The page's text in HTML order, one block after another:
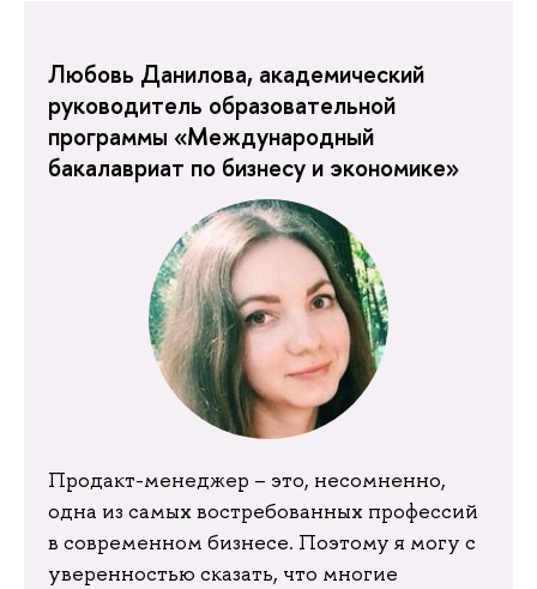
Любовь Данилова, академический
руководитель образовательной
программы «Международный
бакалавриат по бизнесу и экономике»
Продакт-менеджер – это, несомненно,
одна из самых востребованных профессий
в современном бизнесе. Поэтому я могу с
уверенностью сказать, что многие